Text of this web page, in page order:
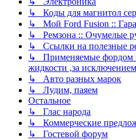
↳ Коды для магнитол
↳ Мой Ford Fusion ::
↳ Ремзона :: Очумелые
↳ Ссылки на полезные
↳ Применяемые фордом
жидкости ,за
↳ Авто разных марок
↳ Лудим, паяем
Остальное
↳ Глас народа
↳ Коммерческие
↳ Гостевой форум